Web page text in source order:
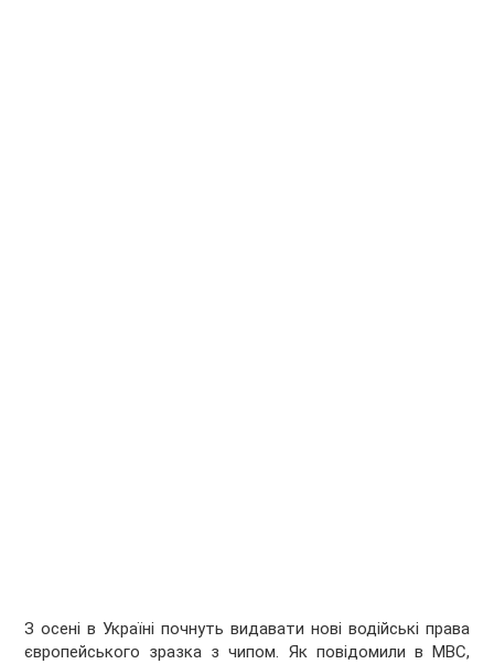
З осені в Україні почнуть видавати нові водійські права
європейського зразка з чипом. Як повідомили в МВС,